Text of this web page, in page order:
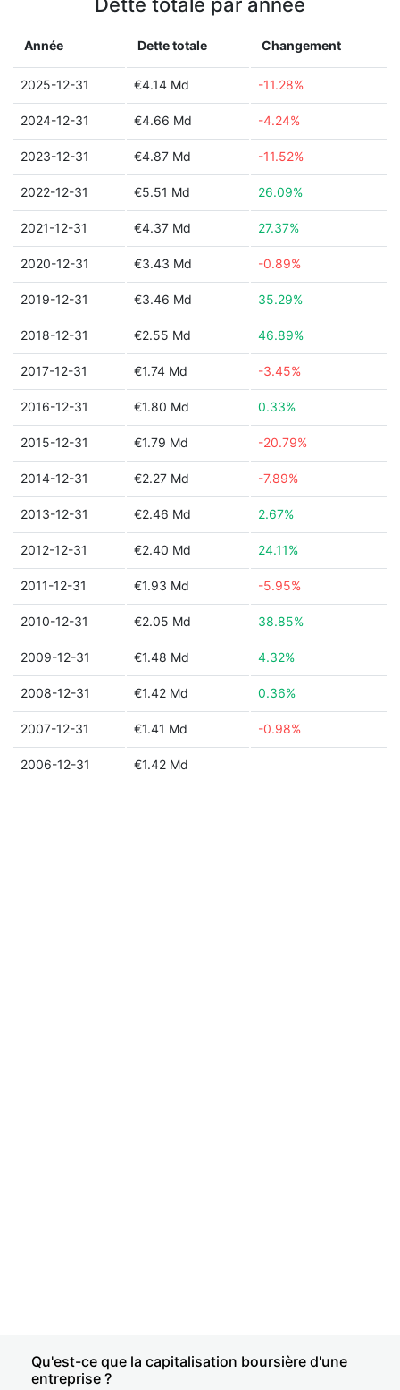
Année Dette totale Changement
2025-12-31 €4.14 Md -11.28%
2024-12-31 €4.66 Md -4.24%
2023-12-31 €4.87 Md -11.52%
2022-12-31 €5.51 Md 26.09%
2021-12-31 €4.37 Md 27.37%
2020-12-31 €3.43 Md -0.89%
2019-12-31 €3.46 Md 35.29%
2018-12-31 €2.55 Md 46.89%
2017-12-31 €1.74 Md -3.45%
2016-12-31 €1.80 Md 0.33%
2015-12-31 €1.79 Md -20.79%
2014-12-31 €2.27 Md -7.89%
2013-12-31 €2.46 Md 2.67%
2012-12-31 €2.40 Md 24.11%
2011-12-31 €1.93 Md -5.95%
2010-12-31 €2.05 Md 38.85%
2009-12-31 €1.48 Md 4.32%
2008-12-31 €1.42 Md 0.36%
2007-12-31 €1.41 Md -0.98%
2006-12-31 €1.42 Md
Qu'est-ce que la capitalisation boursière d'une
entreprise ?